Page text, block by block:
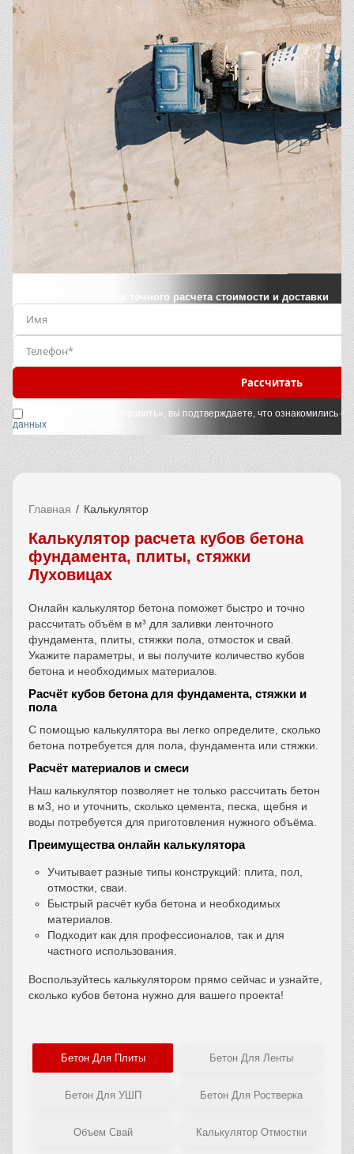
Заполните форму для точного расчета стоимости и доставки
Рассчитать
Нажимая кнопку «Отправить», вы подтверждаете, что ознакомились с
данных
Главная Калькулятор
Калькулятор расчета кубов бетона
фундамента, плиты, стяжки
Луховицах
Онлайн калькулятор бетона поможет быстро и точно
рассчитать объём в м³ для заливки ленточного
фундамента, плиты, стяжки пола, отмосток и свай.
Укажите параметры, и вы получите количество кубов
бетона и необходимых материалов.
Расчёт кубов бетона для фундамента, стяжки и
пола
С помощью калькулятора вы легко определите, сколько
бетона потребуется для пола, фундамента или стяжки.
Расчёт материалов и смеси
Наш калькулятор позволяет не только рассчитать бетон
в м3, но и уточнить, сколько цемента, песка, щебня и
воды потребуется для приготовления нужного объёма.
Преимущества онлайн калькулятора
Учитывает разные типы конструкций: плита, пол,
отмостки, сваи.
Быстрый расчёт куба бетона и необходимых
материалов.
Подходит как для профессионалов, так и для
частного использования.
Воспользуйтесь калькулятором прямо сейчас и узнайте,
сколько кубов бетона нужно для вашего проекта!
Бетон Для Плиты Бетон Для Ленты
Бетон Для УШП Бетон Для Ростверка
Объем Свай Калькулятор Отмостки